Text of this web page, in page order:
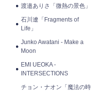
渡邉ありさ「微熱の景色」
石川遼「Fragments of
Life」
Junko Awatani - Make a
Moon
EMI UEOKA -
INTERSECTIONS
チョン・ナオン「魔法の時